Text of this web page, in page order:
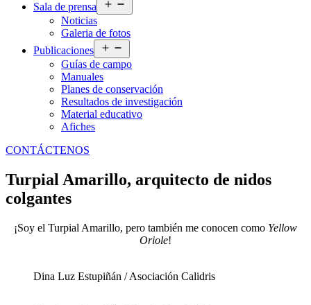
Sala de prensa
el
Noticias
Galeria de fotos
Publicaciones
el
menú
Guías de campo
Manuales
Planes de conservación
Resultados de investigación
Material educativo
Afiches
CONTÁCTENOS
Turpial Amarillo, arquitecto de nidos
colgantes
¡Soy el Turpial Amarillo, pero también me conocen como Yellow
Oriole!
Dina Luz Estupiñán / Asociación Calidris